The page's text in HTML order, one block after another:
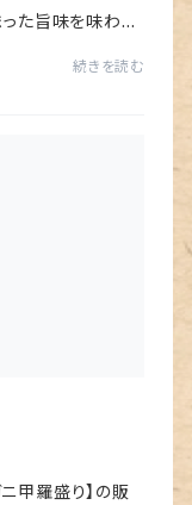
た旨味を味わえ
続きを読む
甲羅盛り】の販